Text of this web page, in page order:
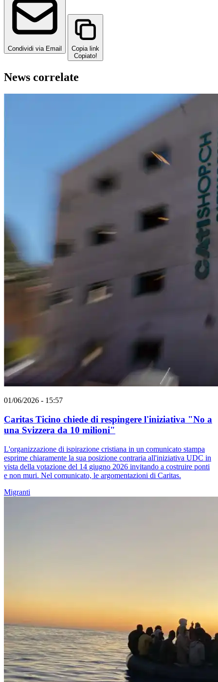
Condividi via Email
Copia link
Copiato!
News correlate
01/06/2026 - 15:57
Caritas Ticino chiede di respingere l'iniziativa "No a
una Svizzera da 10 milioni"
L'organizzazione di ispirazione cristiana in un comunicato stampa
esprime chiaramente la sua posizione contraria all'iniziativa UDC in
vista della votazione del 14 giugno 2026 invitando a costruire ponti
e non muri. Nel comunicato, le argomentazioni di Caritas.
Migranti